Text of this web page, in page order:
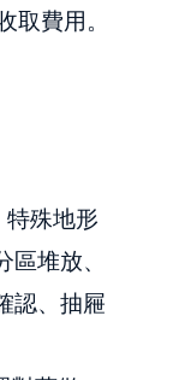
費用。
殊地形
堆放、
認、抽屜